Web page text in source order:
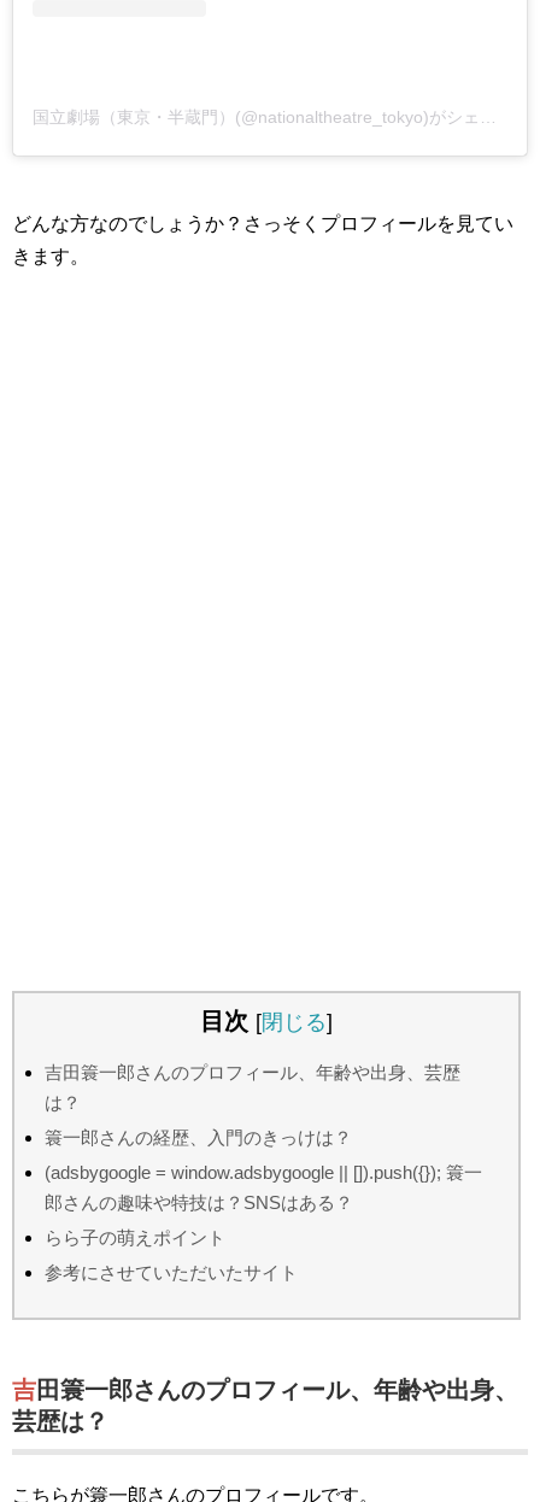
どんな方なのでしょうか？さっそくプロフィールを見てい
きます。
目次 [閉じる]
吉田簑一郎さんのプロフィール、年齢や出身、芸歴
は？
簑一郎さんの経歴、入門のきっけは？
(adsbygoogle = window.adsbygoogle || []).push({}); 簑一
郎さんの趣味や特技は？SNSはある？
らら子の萌えポイント
参考にさせていただいたサイト
吉田簑一郎さんのプロフィール、年齢や出身、
芸歴は？
こちらが簑一郎さんのプロフィールです。